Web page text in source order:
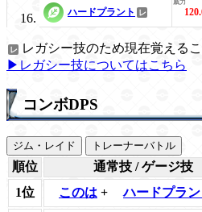
ハードプラント
レガシー技のため現在覚える
▶レガシー技についてはこちら
コンボDPS
ジム・レイド トレーナーバトル
順位 通常技 / ゲージ技
1位
このは + ハードプラン